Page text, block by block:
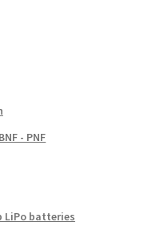
- PNF
LiPo batteries